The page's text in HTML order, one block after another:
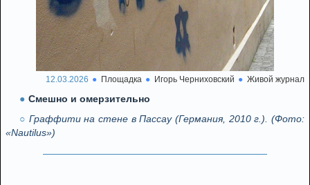
12.03.2026 Площадка Игорь Черниховский Живой журнал
Смешно и омерзительно
Граффити на стене в Пассау (Германия, 2010 г.). (Фото:
«Nautilus»)